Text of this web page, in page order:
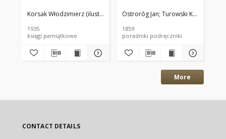
Korsak Włodzimierz (ilustr.) Pawlikowski Michał K. (red.) Dangel
1935
księgi pamiątkowe
Ostroróg Jan Turowski Kazimierz
1859
poradniki podręczniki
More
CONTACT DETAILS